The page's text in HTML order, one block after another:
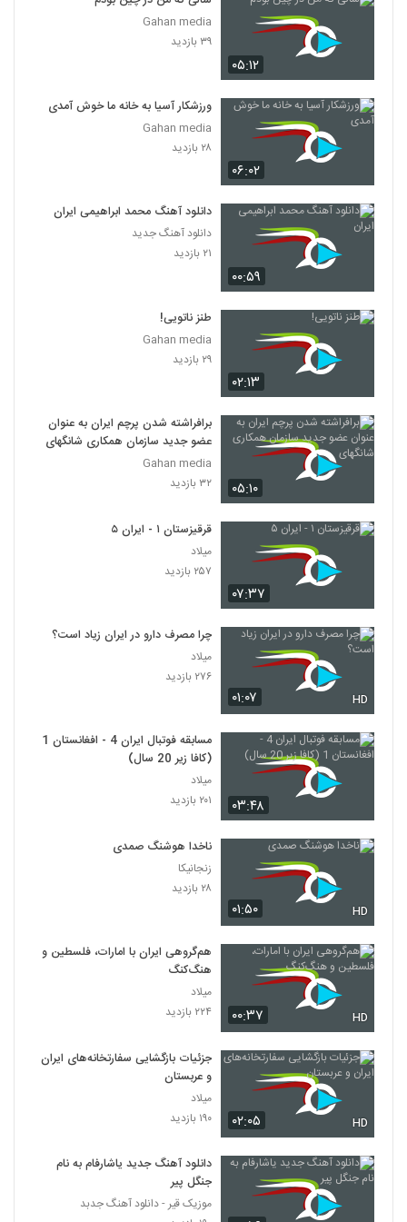
۰۵:۱۲
Gahan media
۳۹ بازدید
۰۶:۰۲
ورزشکار آسیا به خانه ما خوش آمدی
Gahan media
۲۸ بازدید
۰۰:۵۹
دانلود آهنگ محمد ابراهیمی ایران
دانلود آهنگ جدید
۲۱ بازدید
۰۲:۱۳
طنز ناتویی!
Gahan media
۲۹ بازدید
۰۵:۱۰
برافراشته شدن پرچم ایران به عنوان
عضو جدید سازمان همکاری شانگهای
Gahan media
۳۲ بازدید
۰۷:۳۷
قرقیزستان ۱ - ایران ۵
میلاد
۲۵۷ بازدید
۰۱:۰۷ HD
چرا مصرف دارو در ایران زیاد است؟
میلاد
۲۷۶ بازدید
۰۳:۴۸
مسابقه فوتبال ایران 4 - افغانستان 1
(کافا زیر 20 سال)
میلاد
۲۰۱ بازدید
۰۱:۵۰ HD
ناخدا هوشنگ صمدی
زنجانیکا
۲۸ بازدید
۰۰:۳۷ HD
هم‌گروهی ایران با امارات، فلسطین و
هنگ‌کنگ
میلاد
۲۲۴ بازدید
۰۲:۰۵ HD
جزئیات بازگشایی سفارتخانه‌های ایران
و عربستان
میلاد
۱۹۰ بازدید
دانلود آهنگ جدید یاشارفام به نام
جنگل پیر
موزیک قیر - دانلود آهنگ جدبد